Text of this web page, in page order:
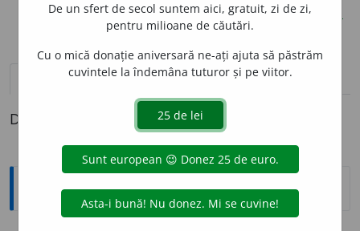
opțiuni
definiții (1) pronunțievolume_up (9)
Definiția cu ID-ul 1183568:
Explicative DEX
De un sfert de secol suntem aici, gratuit, zi de zi,
pentru milioane de căutări.
Cu o mică donație aniversară ne-ați ajuta să păstrăm
cuvintele la îndemâna tuturor și pe viitor.